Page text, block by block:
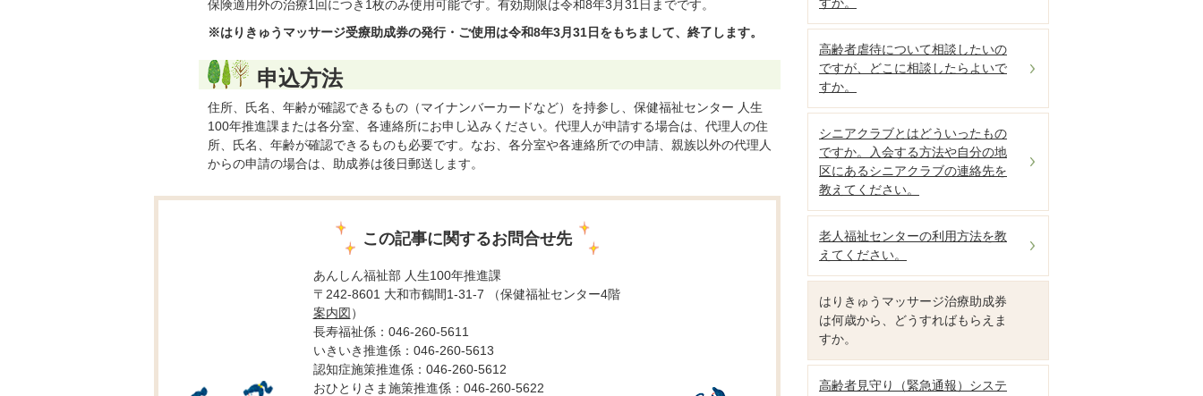
保険適用外の治療1回につき1枚のみ使用可能です。有効期限は令和8年3月31日までです。
※はりきゅうマッサージ受療助成券の発行・ご使用は令和8年3月31日をもちまして、終了します。
申込方法
住所、氏名、年齢が確認できるもの（マイナンバーカードなど）を持参し、保健福祉センター 人生
100年推進課または各分室、各連絡所にお申し込みください。代理人が申請する場合は、代理人の住
所、氏名、年齢が確認できるものも必要です。なお、各分室や各連絡所での申請、親族以外の代理人
からの申請の場合は、助成券は後日郵送します。
この記事に関するお問合せ先
あんしん福祉部 人生100年推進課
〒242-8601 大和市鶴間1-31-7 （保健福祉センター4階
案内図 ）
長寿福祉係：046-260-5611
いきいき推進係：046-260-5613
認知症施策推進係：046-260-5612
おひとりさま施策推進係：046-260-5622
高齢者虐待について相談したいの
ですが、どこに相談したらよいで
すか。
シニアクラブとはどういったもの
ですか。入会する方法や自分の地
区にあるシニアクラブの連絡先を
教えてください。
老人福祉センターの利用方法を教
えてください。
はりきゅうマッサージ治療助成券
は何歳から、どうすればもらえま
すか。
高齢者見守り（緊急通報）システ